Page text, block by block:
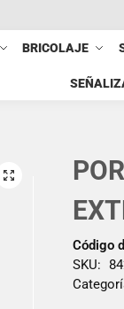
BRICOLAJE
Código
SKU: